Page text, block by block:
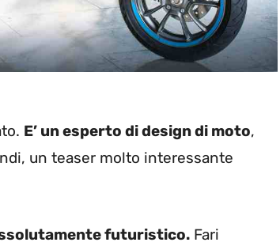
E’ un esperto di design di moto,
un teaser molto interessante
futuristico. Fari